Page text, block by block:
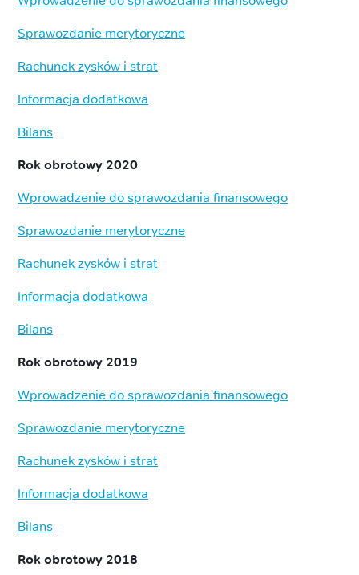
Sprawozdanie merytoryczne
Rachunek zysków i strat
Informacja dodatkowa
Bilans
Rok obrotowy 2020
Wprowadzenie do sprawozdania finansowego
Sprawozdanie merytoryczne
Rachunek zysków i strat
Informacja dodatkowa
Bilans
Rok obrotowy 2019
Wprowadzenie do sprawozdania finansowego
Sprawozdanie merytoryczne
Rachunek zysków i strat
Informacja dodatkowa
Bilans
Rok obrotowy 2018